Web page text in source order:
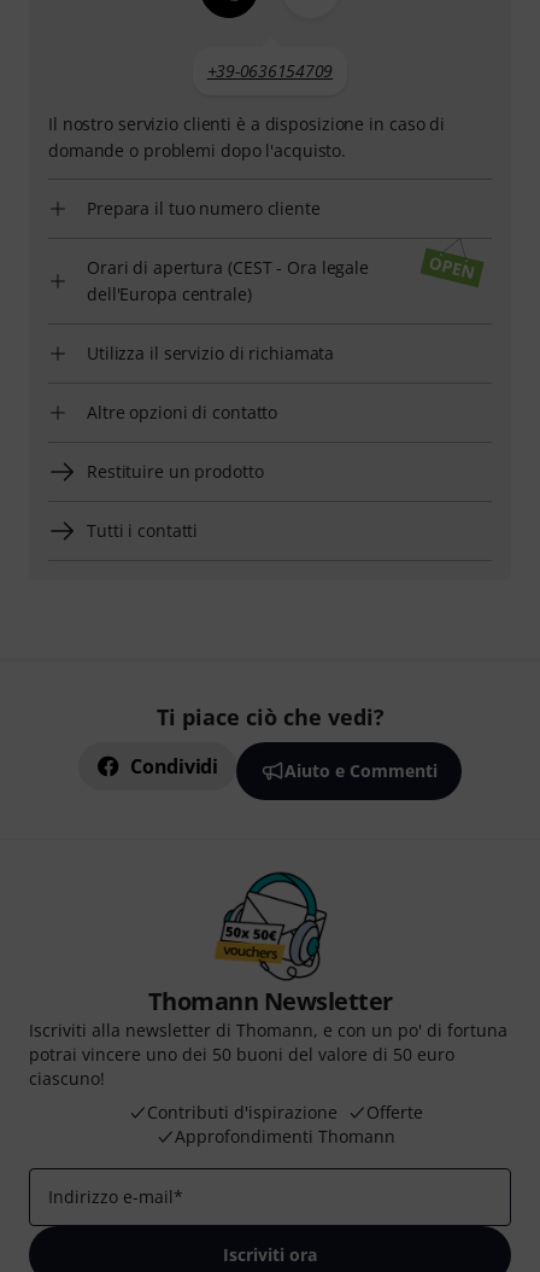
+39-0636154709
Il nostro servizio clienti è a disposizione in caso di
domande o problemi dopo l'acquisto.
Prepara il tuo numero cliente
Orari di apertura (CEST - Ora legale
dell'Europa centrale)
Utilizza il servizio di richiamata
Altre opzioni di contatto
Restituire un prodotto
Tutti i contatti
Ti piace ciò che vedi?
Condividi Aiuto e Commenti
Thomann Newsletter
Iscriviti alla newsletter di Thomann, e con un po' di fortuna
potrai vincere uno dei 50 buoni del valore di 50 euro
ciascuno!
Contributi d'ispirazione
Offerte
Approfondimenti Thomann
Indirizzo e-mail*
Iscriviti ora